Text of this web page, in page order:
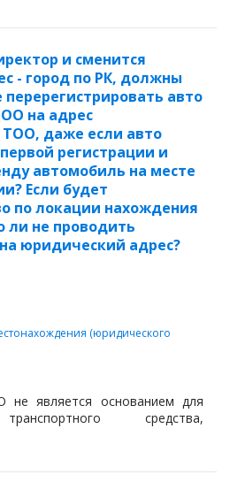
деятельность, при
для использования
и сменится
- город по РК, должны
авто
на адрес
даже если авто
регистрации и
автомобиль на месте
Если будет
по локации нахождения
ли не проводить
юридический адрес?
(юридического
не является основанием для
средства,